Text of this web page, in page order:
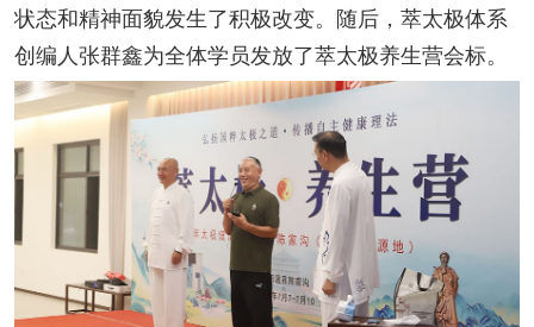
状态和精神面貌发生了积极改变。随后，萃太极体系
创编人张群鑫为全体学员发放了萃太极养生营会标。